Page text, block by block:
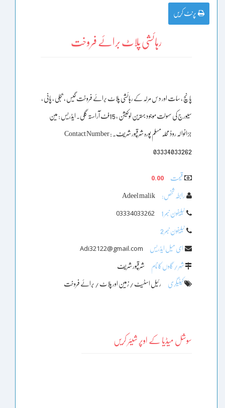
پرنٹ کریں
رہائشی پلاٹ برائے فروخت
پانچ ، سات اور دس مرلہ کے رہائشی پلاٹ برائے فروخت گیس ، بجلی ، پانی ،
سیورج کی سہولت موجود بہترین لوکیشن ، 15فٹ آراستہ گلی۔ ایڈریس : مین
جڑانوالہ روڈ محلہ مسلم پورہ شرقپور شریف۔ Contact Number :
03334033262
قیمت 0.00
رابطہ شخص: Adeel malik
ٹیلیفون نبمر 1 03334033262
ٹیلیفون نبمر 2
ای میل ایڈریس Adi32122@gmail.com
شہر / گاوں کا نام شرقپور شریف
کیٹیگری رئیل اسٹیٹ / زمین اور پلاٹ / برائے فروخت
سوشل میڈیا کے اوپر شیئر کریں